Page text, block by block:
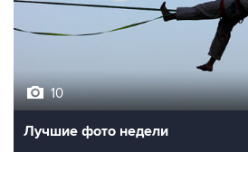
10
Лучшие фото недели